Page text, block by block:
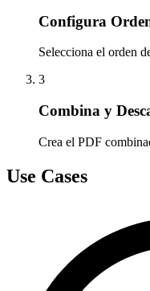
Configura
Selecciona el orden
3
Combina y
Crea el PDF
Use Cases